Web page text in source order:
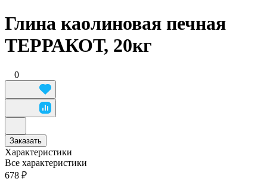
Глина каолиновая печная
ТЕРРАКОТ, 20кг
0
Заказать
Характеристики
Все характеристики
678 ₽